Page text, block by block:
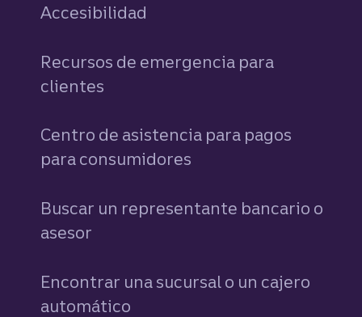
Accesibilidad
Recursos de emergencia para
clientes
Centro de asistencia para pagos
para consumidores
Buscar un representante bancario o
asesor
Encontrar una sucursal o un cajero
automático